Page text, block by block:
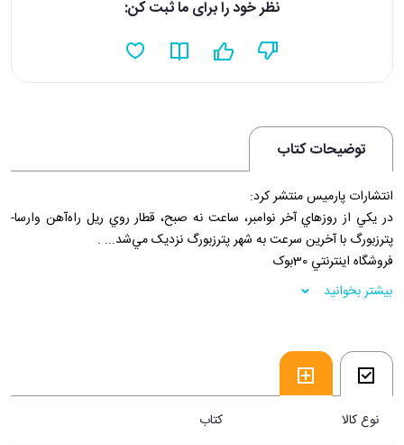
نظر خود را برای ما ثبت کن:
توضیحات کتاب
انتشارات پارميس منتشر کرد:
در يکي از روزهاي آخر نوامبر، ساعت نه صبح، قطار روي ريل راه‌آهن وارسا-
پترزبورگ با آخرين سرعت به شهر پترزبورگ نزديک مي‌شد... .
فروشگاه اينترنتي 30بوک
بیشتر بخوانید
نوع کالا کتاب